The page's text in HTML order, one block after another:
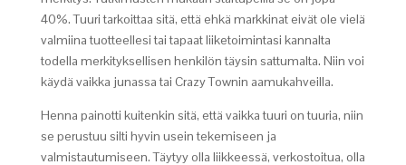
40%. Tuuri tarkoittaa sitä, että ehkä markkinat eivät ole vielä
valmiina tuotteellesi tai tapaat liiketoimintasi kannalta
todella merkityksellisen henkilön täysin sattumalta. Niin voi
käydä vaikka junassa tai Crazy Townin aamukahveilla.
Henna painotti kuitenkin sitä, että vaikka tuuri on tuuria, niin
se perustuu silti hyvin usein tekemiseen ja
valmistautumiseen. Täytyy olla liikkeessä, verkostoitua, olla